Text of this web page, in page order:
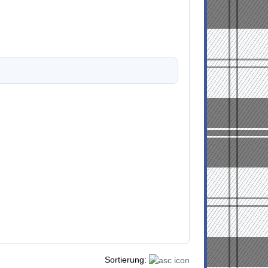
Sortierung: